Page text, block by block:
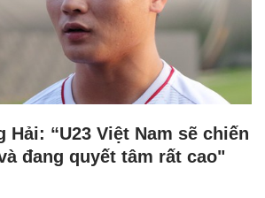
Hải: “U23 Việt Nam sẽ chiến
đang quyết tâm rất cao"